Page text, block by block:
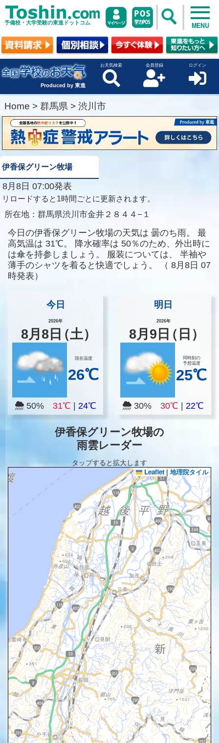
予備校・大学受験の東進ドットコム MENU
Produced by 東進
お天気検索 会員登録 ログイン
Home > 群馬県 > 渋川市
伊香保グリーン牧場
8月8日 07:00発表
リロードすると1時間ごとに更新されます。
所在地： 群馬県渋川市金井２８４４−１
今日の伊香保グリーン牧場の天気は 曇のち雨。
最
高気温は 31℃。 降水確率は 50％のため、外出時に
は傘を持参しましょう。
服装については、
半袖や
薄手のシャツを着ると快適でしょう。
（ 8月8日 07
時発表）
今日
2026年
8月8 日（土）
現在温度
26℃
50% 31℃ 24℃
明日
2026年
8月 9 日（日）
同時刻の
予想温度
25℃
30% 30℃ |22℃
伊香保グリーン牧場の
雨雲レーダー
タップすると拡大します
Leaflet | 地理院タイル